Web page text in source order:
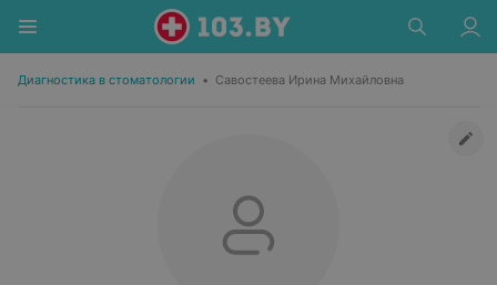
Диагностика в стоматологии • Савостеева Ирина Михайловна